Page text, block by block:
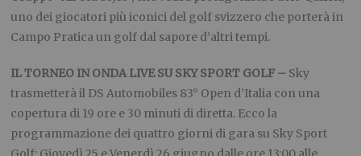
uno dei giocatori più iconici del golf svizzero che porterà in
Campo Pratica un golf dal sapore d’altri tempi.
IL TORNEO IN ONDA LIVE SU SKY SPORT GOLF – Sky
trasmetterà il DS Automobiles 83° Open d’Italia con una
copertura di 19 ore e 30 minuti di diretta. Ecco la
programmazione dei quattro giorni di gara su Sky Sport